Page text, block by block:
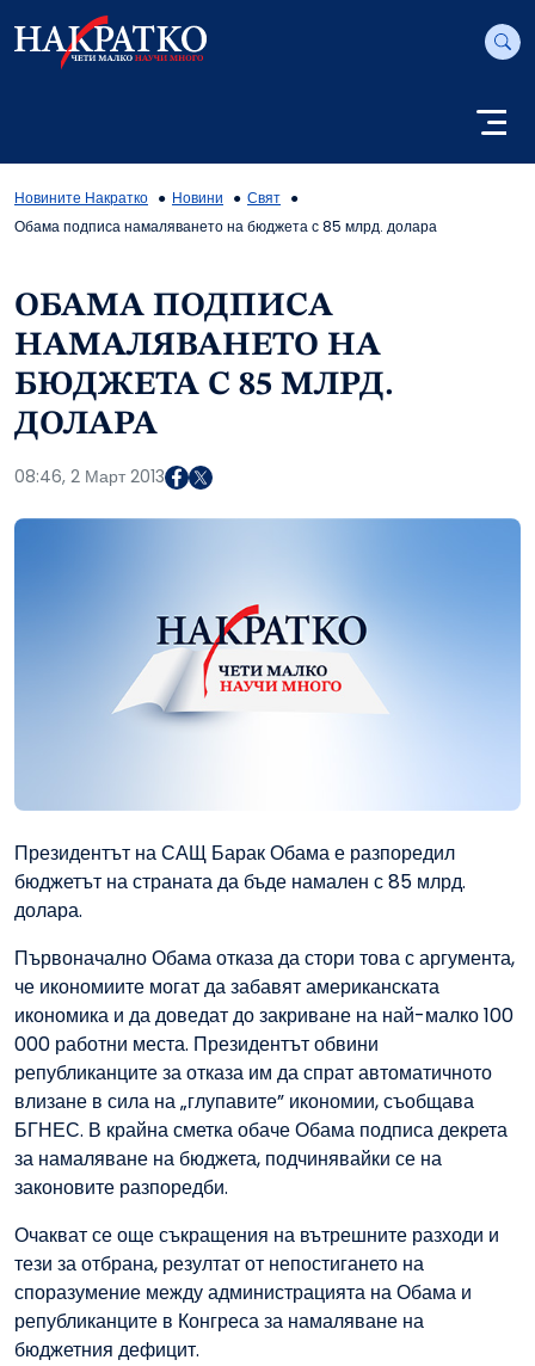
Новините Накратко Новини
Свят
Обама подписа намаляването на бюджета с 85 млрд. долара
ОБАМА ПОДПИСА
НАМАЛЯВАНЕТО НА
БЮДЖЕТА С 85 МЛРД.
ДОЛАРА
08:46, 2 Март 2013
Президентът на САЩ Барак Обама е разпоредил
бюджетът на страната да бъде намален с 85 млрд.
долара.
Първоначално Обама отказа да стори това с аргумента,
че икономиите могат да забавят американската
икономика и да доведат до закриване на най-малко 100
000 работни места. Президентът обвини
републиканците за отказа им да спрат автоматичното
влизане в сила на „глупавите” икономии, съобщава
БГНЕС. В крайна сметка обаче Обама подписа декрета
за намаляване на бюджета, подчинявайки се на
законовите разпоредби.
Очакват се още съкращения на вътрешните разходи и
тези за отбрана, резултат от непостигането на
споразумение между администрацията на Обама и
републиканците в Конгреса за намаляване на
бюджетния дефицит.